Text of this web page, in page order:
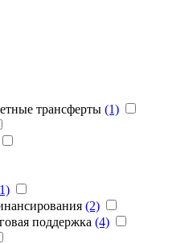
трансферты (1)
(2)
поддержка (4)